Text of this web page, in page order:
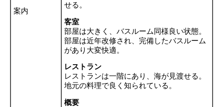
案内
せる。
客室
部屋は大きく、バスルーム同様良い状態。
部屋は近年改修され、完備したバスルーム
があり大変快適。
レストラン
レストランは一階にあり、海が見渡せる。
地元の料理で良く知られている。
概要